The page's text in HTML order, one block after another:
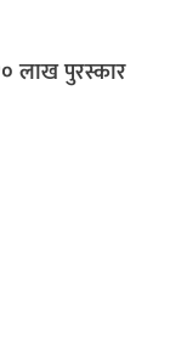
लाख पुरस्कार